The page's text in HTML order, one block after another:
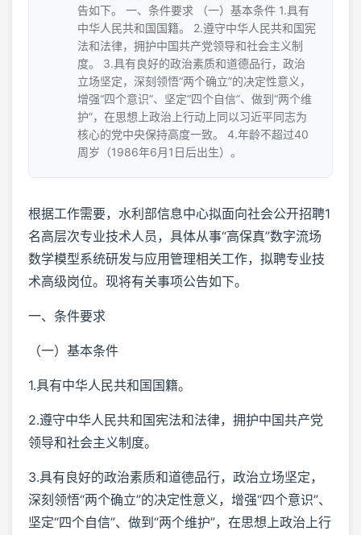
告如下。 一、条件要求 （一）基本条件 1.具有
中华人民共和国国籍。 2.遵守中华人民共和国宪
法和法律，拥护中国共产党领导和社会主义制
度。 3.具有良好的政治素质和道德品行，政治
立场坚定，深刻领悟“两个确立”的决定性意义，
增强“四个意识”、坚定“四个自信”、做到“两个维
护”，在思想上政治上行动上同以习近平同志为
核心的党中央保持高度一致。 4.年龄不超过40
周岁（1986年6月1日后出生）。
根据工作需要，水利部信息中心拟面向社会公开招聘1
名高层次专业技术人员，具体从事“高保真”数字流场
数学模型系统研发与应用管理相关工作，拟聘专业技
术高级岗位。现将有关事项公告如下。
一、条件要求
（一）基本条件
1.具有中华人民共和国国籍。
2.遵守中华人民共和国宪法和法律，拥护中国共产党
领导和社会主义制度。
3.具有良好的政治素质和道德品行，政治立场坚定，
深刻领悟“两个确立”的决定性意义，增强“四个意识”、
坚定“四个自信”、做到“两个维护”，在思想上政治上行